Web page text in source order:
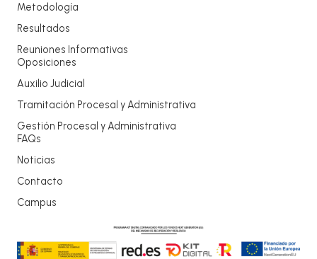
Metodología
Resultados
Reuniones Informativas
Oposiciones
Auxilio Judicial
Tramitación Procesal y Administrativa
Gestión Procesal y Administrativa
FAQs
Noticias
Contacto
Campus